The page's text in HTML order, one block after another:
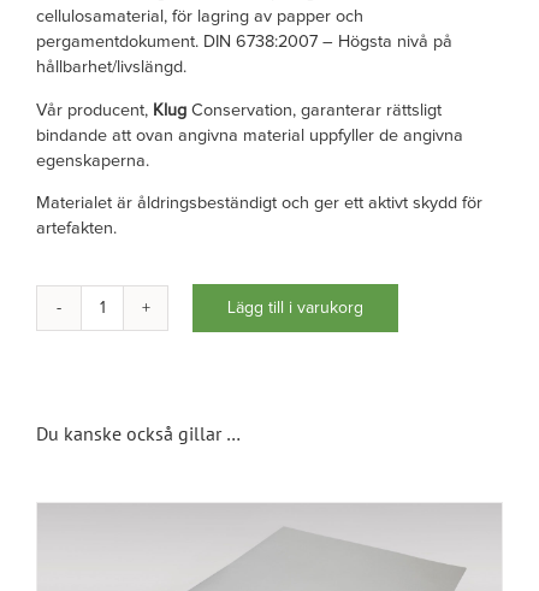
cellulosamaterial, för lagring av papper och
pergamentdokument. DIN 6738:2007 – Högsta nivå på
hållbarhet/livslängd.
Vår producent, Klug Conservation, garanterar rättsligt
bindande att ovan angivna material uppfyller de angivna
egenskaperna.
Materialet är åldringsbeständigt och ger ett aktivt skydd för
artefakten.
ritningar
Lägg till i varukorg
Du kanske också gillar …